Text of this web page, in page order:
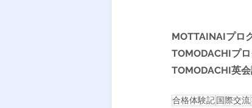
MOTTAINAIプロ
TOMODACHIプ
TOMODACHI英
合格体験記 国際交流